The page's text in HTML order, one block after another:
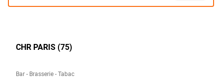
CHR PARIS (75)
Bar - Brasserie - Tabac